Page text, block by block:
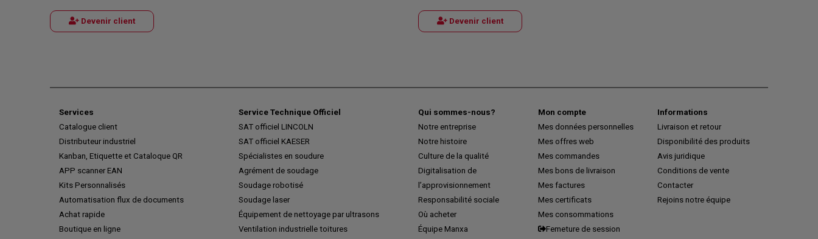
Devenir client Devenir client
Services
Catalogue client
Distributeur industriel
Kanban, Etiquette et Cataloque QR
APP scanner EAN
Kits Personnalisés
Automatisation flux de documents
Achat rapide
Boutique en ligne
Service Technique Officiel
SAT officiel LINCOLN
SAT officiel KAESER
Spécialistes en soudure
Agrément de soudage
Soudage robotisé
Soudage laser
Équipement de nettoyage par ultrasons
Ventilation industrielle toitures
Qui sommes-nous?
Notre entreprise
Notre histoire
Culture de la qualité
Digitalisation de
l’approvisionnement
Responsabilité sociale
Où acheter
Équipe Manxa
Mon compte
Mes données personnelles
Mes offres web
Mes commandes
Mes bons de livraison
Mes factures
Mes certificats
Mes consommations
Femeture de session
Informations
Livraison et retour
Disponibilité des produits
Avis juridique
Conditions de vente
Contacter
Rejoins notre équipe